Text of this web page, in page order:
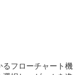
フローチャート機